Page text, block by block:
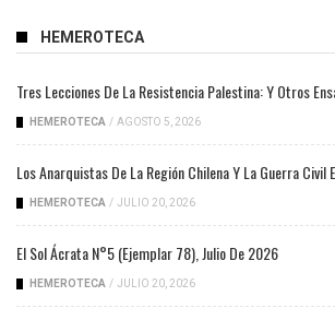
HEMEROTECA
Tres Lecciones De La Resistencia Palestina: Y Otros
HEMEROTECA / AGOSTO 5, 2026
Los Anarquistas De La Región Chilena Y La Guerra Civil
HEMEROTECA / JULIO 20, 2026
El Sol Ácrata N°5 (ejemplar 78), Julio De 2026
HEMEROTECA / JULIO 20, 2026